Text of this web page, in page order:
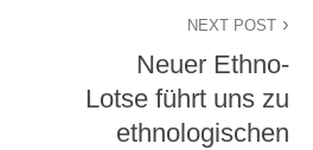
NEXT POST
Neuer Ethno-
Lotse führt uns zu
ethnologischen